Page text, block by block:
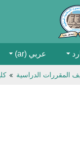
عربي ‎(ar)‎
المقررات الدراسية